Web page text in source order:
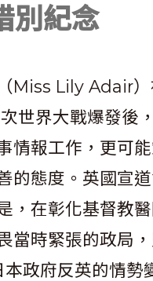
別紀念
Miss Lily Adair
世界大戰爆發後
情報工作，更可
的態度。英國宣
，在彰化基督教
當時緊張的政局
政府反英的情勢